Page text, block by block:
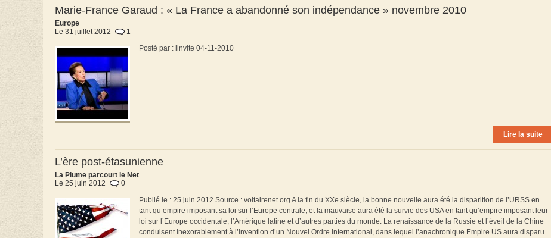
Marie-France Garaud : « La France a abandonné son indépendance » novembre 2010
Europe
Le 31 juillet 2012
1
Posté par : linvite 04-11-2010
Lire la suite
L’ère post-étasunienne
La Plume parcourt le Net
Le 25 juin 2012
0
Publié le : 25 juin 2012 Source : voltairenet.org A la fin du XXe siècle, la bonne nouvelle aura été la disparition de l’URSS en
tant qu’empire imposant sa loi sur l’Europe centrale, et la mauvaise aura été la survie des USA en tant qu’empire imposant leur
loi sur l’Europe occidentale, l’Amérique latine et d’autres parties du monde. La renaissance de la Russie et l’éveil de la Chine
conduisent inexorablement à l’invention d’un Nouvel Ordre International, dans lequel l’anachronique Empire US aura disparu.